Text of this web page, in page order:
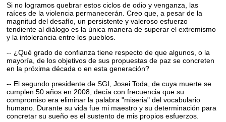
Si no logramos quebrar estos ciclos de odio y venganza, las
raíces de la violencia permanecerán. Creo que, a pesar de la
magnitud del desafío, un persistente y valeroso esfuerzo
tendiente al diálogo es la única manera de superar el extremismo
y la intolerancia entre los pueblos.
-- ¿Qué grado de confianza tiene respecto de que algunos, o la
mayoría, de los objetivos de sus propuestas de paz se concreten
en la próxima década o en esta generación?
-- El segundo presidente de SGI, Josei Toda, de cuya muerte se
cumplen 50 años en 2008, decía con frecuencia que su
compromiso era eliminar la palabra "miseria" del vocabulario
humano. Durante su vida fue mi maestro y su determinación para
concretar su sueño es el sustento de mis propios esfuerzos.